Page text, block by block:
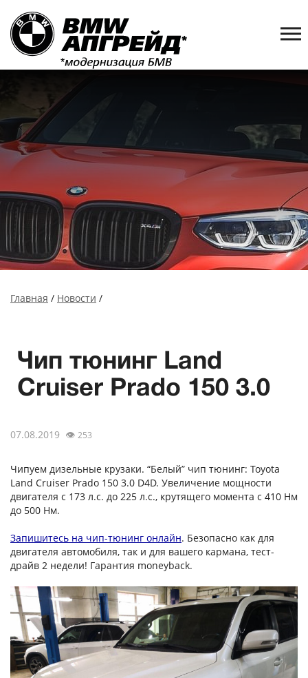
Главная / Новости /
Чип тюнинг Land
Cruiser Prado 150 3.0
07.08.2019 👁 253
Чипуем дизельные крузаки. “Белый” чип тюнинг: Toyota
Land Cruiser Prado 150 3.0 D4D. Увеличение мощности
двигателя с 173 л.с. до 225 л.с., крутящего момента с 410 Нм
до 500 Нм.
Запишитесь на чип-тюнинг онлайн. Безопасно как для
двигателя автомобиля, так и для вашего кармана, тест-
драйв 2 недели! Гарантия moneyback.